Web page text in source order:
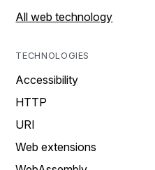
All web technology
TECHNOLOGIES
Accessibility
HTTP
URI
Web extensions